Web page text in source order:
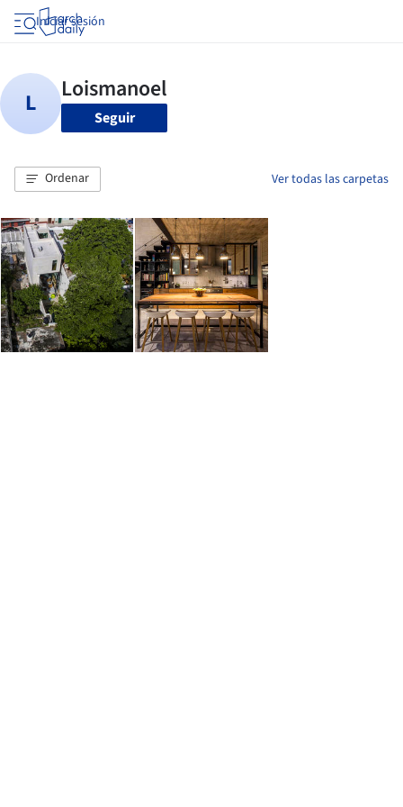
Iniciar sesión
Seguir
Ordenar Ver todas las carpetas